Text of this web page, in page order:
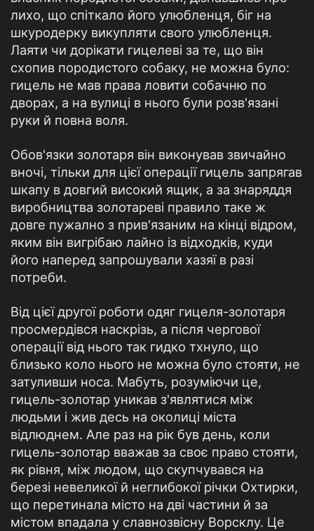
лихо, що спіткало його улюбленця, біг на
шкуродерку викупляти свого улюбленця.
Лаяти чи дорікати гицелеві за те, що він
схопив породистого собаку, не можна було:
гицель не мав права ловити собачню по
дворах, а на вулиці в нього були розв'язані
руки й повна воля.
Обов'язки золотаря він виконував звичайно
вночі, тільки для цієї операції гицель запрягав
шкапу в довгий високий ящик, а за знаряддя
виробництва золотареві правило таке ж
довге пужално з прив'язаним на кінці відром,
яким він вигрібаю лайно із відходків, куди
його наперед запрошували хазяї в разі
потреби.
Від цієї другої роботи одяг гицеля-золотаря
просмердівся наскрізь, а після чергової
операції від нього так гидко тхнуло, що
близько коло нього не можна було стояти, не
затуливши носа. Мабуть, розуміючи це,
гицель-золотар уникав з'являтися між
людьми і жив десь на околиці міста
відлюднем. Але раз на рік був день, коли
гицель-золотар вважав за своє право стояти,
як рівня, між людом, що скупчувався на
березі невеликої й неглибокої річки Охтирки,
що перетинала місто на дві частини й за
містом впадала у славнозвісну Ворсклу. Це